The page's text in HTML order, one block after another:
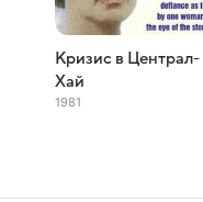
Кризис в Централ-
Хай
1981